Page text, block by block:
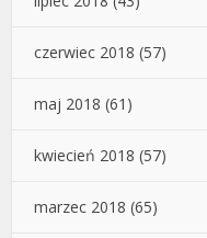
czerwiec 2018 (57)
maj 2018 (61)
kwiecień 2018 (57)
marzec 2018 (65)